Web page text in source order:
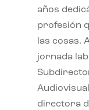
años
profesión
las cosas.
jornada
directora